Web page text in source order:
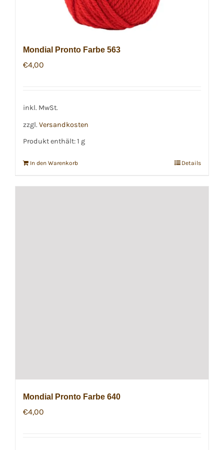
Mondial Pronto Farbe 563
€4,00
inkl. MwSt.
zzgl. Versandkosten
Produkt enthält: 1 g
In den Warenkorb Details
Mondial Pronto Farbe 640
€4,00